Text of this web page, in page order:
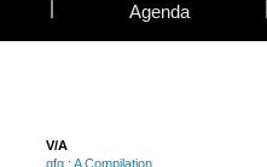
Agenda
V/A
qfg : A Compilation